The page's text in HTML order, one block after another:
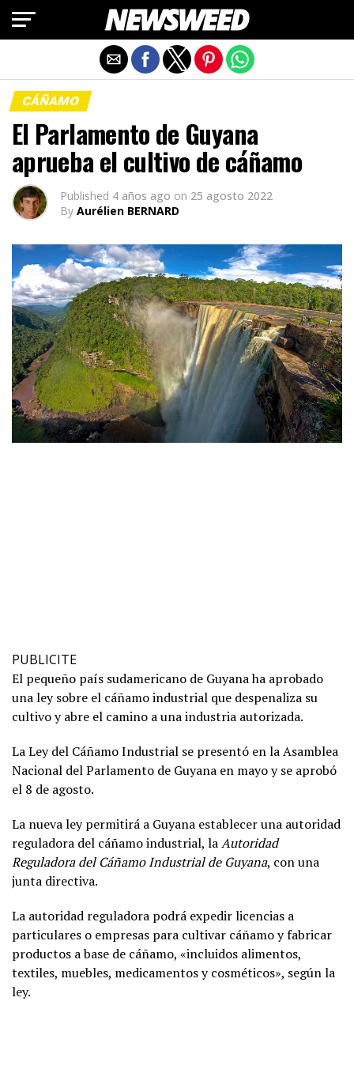
CÁÑAMO
El Parlamento de Guyana
aprueba el cultivo de cáñamo
Published 4 años ago on 25 agosto 2022
By Aurélien BERNARD
PUBLICITE
El pequeño país sudamericano de Guyana ha aprobado
una ley sobre el cáñamo industrial que despenaliza su
cultivo y abre el camino a una industria autorizada.
La Ley del Cáñamo Industrial se presentó en la Asamblea
Nacional del Parlamento de Guyana en mayo y se aprobó
el 8 de agosto.
La nueva ley permitirá a Guyana establecer una autoridad
reguladora del cáñamo industrial, laAutoridad
Reguladora del Cáñamo Industrial de Guyana, con una
junta directiva.
La autoridad reguladora podrá expedir licencias a
particulares o empresas para cultivar cáñamo y fabricar
productos a base de cáñamo, «incluidos alimentos,
textiles, muebles, medicamentos y cosméticos», según la
ley.
Salir de la versión móvil